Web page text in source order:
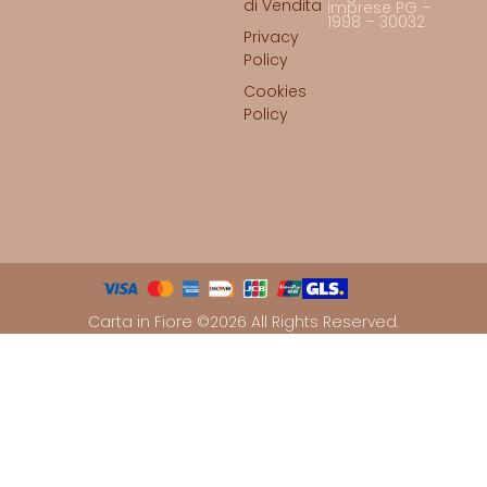
imprese PG –
1998 – 30032
di Vendita
Privacy
Policy
Cookies
Policy
Carta in Fiore ©2026 All Rights Reserved.